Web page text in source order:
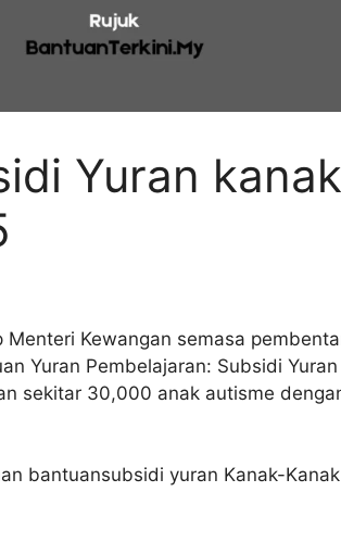
Yuran
Kewangan semasa
Yuran Pembelajaran: Subsidi
sekitar 30,000 anak autisme
bantuansubsidi yuran Kanak-